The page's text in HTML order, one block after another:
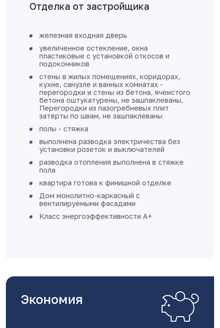
Отделка от застройщика
железная входная дверь
увеличенное остекление, окна
пластиковые с установкой откосов
стены в жилых помещениях,
кухне, санузле и ванных комнатах -
перегородки и стены из бетона,
бетона оштукатурены, не
Перегородки из пазогребневых
затёрты по швам, не зашпаклеваны
выполнена разводка
установки розеток и выключателей
разводка отопления выполнена в
квартира готова к финишной
Дом монолитно-каркасный с
вентилируемыми фасадами
Класс энергоэффективности А+
Экономия